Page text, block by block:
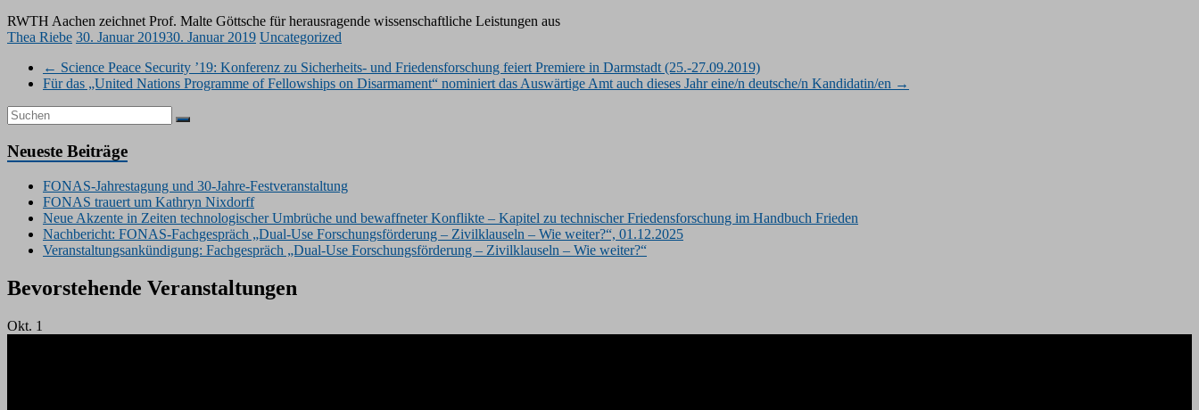
RWTH Aachen zeichnet Prof. Malte Göttsche für herausragende wissenschaftliche Leistungen aus
Thea Riebe 30. Januar 201930. Januar 2019 Uncategorized
← Science Peace Security ’19: Konferenz zu Sicherheits- und Friedensforschung feiert Premiere in Darmstadt (25.-27.09.2019)
Für das „United Nations Programme of Fellowships on Disarmament“ nominiert das Auswärtige Amt auch dieses Jahr eine/n deutsche/n Kandidatin/en →
Neueste Beiträge
FONAS-Jahrestagung und 30-Jahre-Festveranstaltung
FONAS trauert um Kathryn Nixdorff
Neue Akzente in Zeiten technologischer Umbrüche und bewaffneter Konflikte – Kapitel zu technischer Friedensforschung im Handbuch Frieden
Nachbericht: FONAS-Fachgespräch „Dual-Use Forschungsförderung – Zivilklauseln – Wie weiter?“, 01.12.2025
Veranstaltungsankündigung: Fachgespräch „Dual-Use Forschungsförderung – Zivilklauseln – Wie weiter?“
Bevorstehende Veranstaltungen
Okt. 1